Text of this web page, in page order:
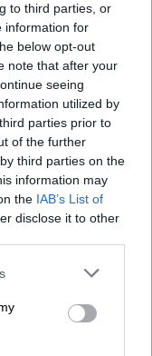
to third parties, or
information for
below opt-out
note that after your
seeing
utilized by
parties prior to
of the further
third parties on the
information may
the IAB’s List of
disclose it to other
or more Google
You may click to
party tags to
in below Google
μην οδηγηθεί
( Γιώργο
γάμο που
περιπέτεια
τους, αλλά
παγωμένη
σειρά «Η
«